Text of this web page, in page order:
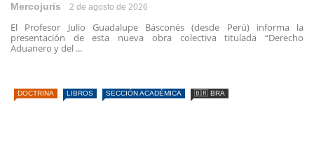
Mercojuris 2 de agosto de 2026
El Profesor Julio Guadalupe Básconés (desde Perú) informa la
presentación de esta nueva obra colectiva titulada “Derecho
Aduanero y del ...
DOCTRINA LIBROS SECCIÓN ACADÉMICA 🇧🇷 BRA